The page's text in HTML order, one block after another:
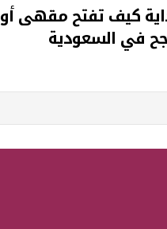
كيف تفتح مقهى أو
في السعودية